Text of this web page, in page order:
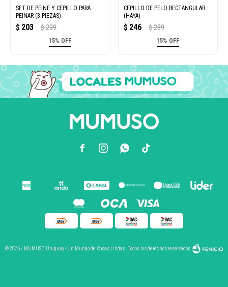
SET DE PEINE Y CEPILLO PARA
PEINAR (3 PIEZAS)
$ 203 $ 239
15% OFF
CEPILLO DE PELO RECTANGULAR
(HAYA)
$ 246 $ 289
15% OFF
  
© 2026 / MUMUSO Uruguay - Un Mundo de Cosas Lindas. Todos los derechos reservados.